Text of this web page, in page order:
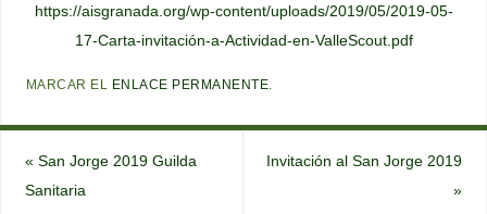
https://aisgranada.org/wp-content/uploads/2019/05/2019-05-
17-Carta-invitación-a-Actividad-en-ValleScout.pdf
MARCAR EL ENLACE PERMANENTE.
« San Jorge 2019 Guilda
Sanitaria
Invitación al San Jorge 2019
»